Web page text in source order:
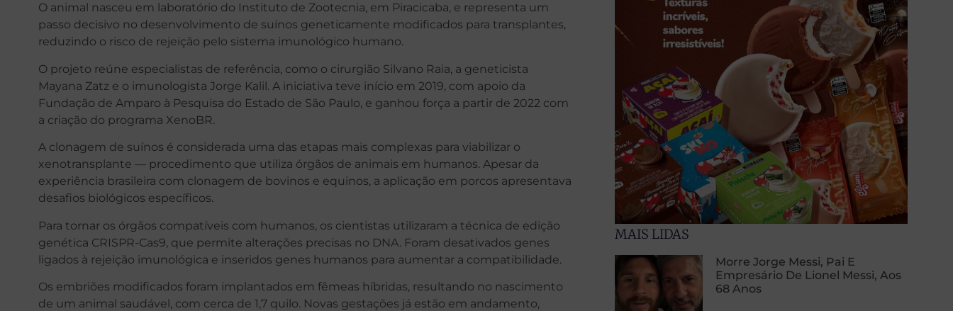
O animal nasceu em laboratório do Instituto de Zootecnia, em Piracicaba, e representa um
passo decisivo no desenvolvimento de suínos geneticamente modificados para transplantes,
reduzindo o risco de rejeição pelo sistema imunológico humano.
O projeto reúne especialistas de referência, como o cirurgião Silvano Raia, a geneticista
Mayana Zatz e o imunologista Jorge Kalil. A iniciativa teve início em 2019, com apoio da
Fundação de Amparo à Pesquisa do Estado de São Paulo, e ganhou força a partir de 2022 com
a criação do programa XenoBR.
A clonagem de suínos é considerada uma das etapas mais complexas para viabilizar o
xenotransplante — procedimento que utiliza órgãos de animais em humanos. Apesar da
experiência brasileira com clonagem de bovinos e equinos, a aplicação em porcos apresentava
desafios biológicos específicos.
Para tornar os órgãos compatíveis com humanos, os cientistas utilizaram a técnica de edição
genética CRISPR-Cas9, que permite alterações precisas no DNA. Foram desativados genes
ligados à rejeição imunológica e inseridos genes humanos para aumentar a compatibilidade.
Os embriões modificados foram implantados em fêmeas híbridas, resultando no nascimento
de um animal saudável, com cerca de 1,7 quilo. Novas gestações já estão em andamento,
MAIS LIDAS
Morre Jorge Messi, Pai E
Empresário De Lionel Messi, Aos
68 Anos